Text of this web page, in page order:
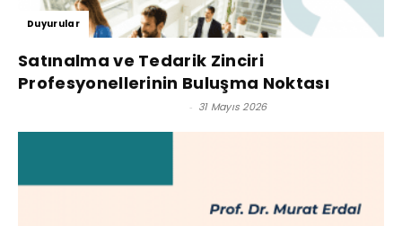
Duyurular
Satınalma ve Tedarik Zinciri
Profesyonellerinin Buluşma Noktası
- 31 Mayıs 2026